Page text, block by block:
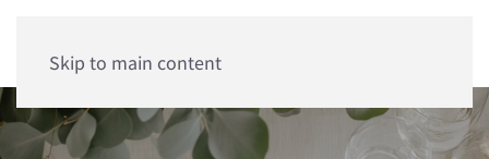
Skip to main content